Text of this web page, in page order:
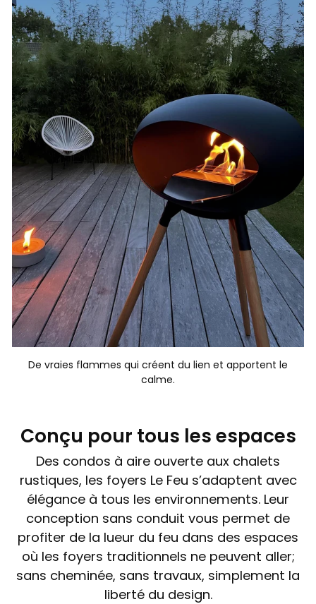
De vraies flammes qui créent du lien et apportent le
calme.
Conçu pour tous les espaces
Des condos à aire ouverte aux chalets
rustiques, les foyers Le Feu s’adaptent avec
élégance à tous les environnements. Leur
conception sans conduit vous permet de
profiter de la lueur du feu dans des espaces
où les foyers traditionnels ne peuvent aller;
sans cheminée, sans travaux, simplement la
liberté du design.